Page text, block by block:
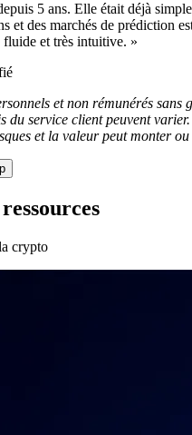
5 ans. Elle était déjà
et des marchés de prédiction
fluide et très intuitive. »
et non rémunérés sans
du service client peuvent
et la valeur peut monter ou
crypto